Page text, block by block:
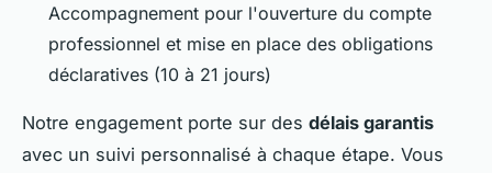
Accompagnement pour l'ouverture du compte
professionnel et mise en place des obligations
déclaratives (10 à 21 jours)
Notre engagement porte sur des délais garantis
avec un suivi personnalisé à chaque étape. Vous